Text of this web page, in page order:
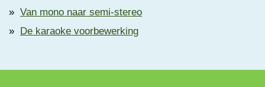
Van mono naar semi-stereo
De karaoke voorbewerking